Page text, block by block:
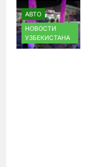
АВТО
НОВОСТИ
УЗБЕКИСТАНА